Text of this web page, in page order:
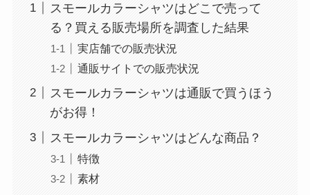
スモールカラーシャツはどこで売って
る？買える販売場所を調査した結果
実店舗での販売状況
通販サイトでの販売状況
スモールカラーシャツは通販で買うほう
がお得！
スモールカラーシャツはどんな商品？
特徴
素材